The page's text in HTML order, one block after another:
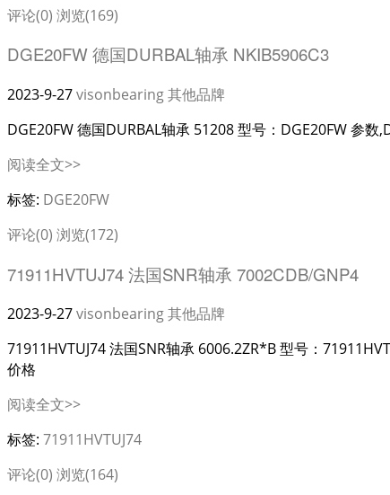
评论(0) 浏览(169)
DGE20FW 德国DURBAL轴承 NKIB5906C3
2023-9-27visonbearing其他品牌
DGE20FW 德国DURBAL轴承 51208 型号：DGE20FW 参
阅读全文>>
标签: DGE20FW
评论(0) 浏览(172)
71911HVTUJ74 法国SNR轴承 7002CDB/GNP4
2023-9-27visonbearing其他品牌
71911HVTUJ74 法国SNR轴承 6006.2ZR*B 型号：
价格
阅读全文>>
标签: 71911HVTUJ74
评论(0) 浏览(164)